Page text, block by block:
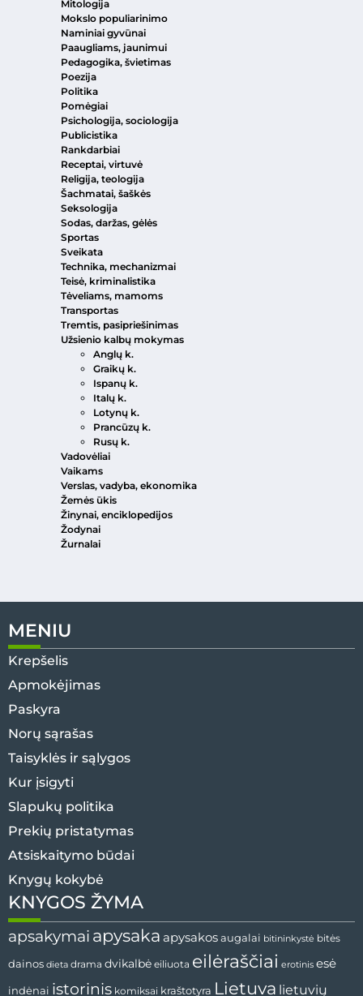
Mitologija
Mokslo populiarinimo
Naminiai gyvūnai
Paaugliams, jaunimui
Pedagogika, švietimas
Poezija
Politika
Pomėgiai
Psichologija, sociologija
Publicistika
Rankdarbiai
Receptai, virtuvė
Religija, teologija
Šachmatai, šaškės
Seksologija
Sodas, daržas, gėlės
Sportas
Sveikata
Technika, mechanizmai
Teisė, kriminalistika
Tėveliams, mamoms
Transportas
Tremtis, pasipriešinimas
Užsienio kalbų mokymas
Anglų k.
Graikų k.
Ispanų k.
Italų k.
Lotynų k.
Prancūzų k.
Rusų k.
Vadovėliai
Vaikams
Verslas, vadyba, ekonomika
Žemės ūkis
Žinynai, enciklopedijos
Žodynai
Žurnalai
MENIU
Krepšelis
Apmokėjimas
Paskyra
Norų sąrašas
Taisyklės ir sąlygos
Kur įsigyti
Slapukų politika
Prekių pristatymas
Atsiskaitymo būdai
Knygų kokybė
KNYGOS ŽYMA
apsakymai apysaka apysakos augalai bitininkystė bitės
dainos dieta drama dvikalbė eiliuota eilėraščiai erotinis esė
indėnai istorinis komiksai kraštotyra Lietuva lietuvių